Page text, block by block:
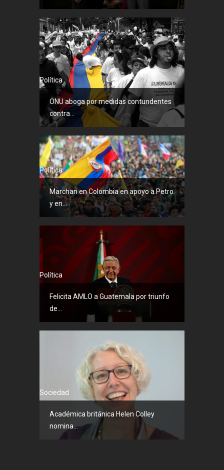
Política
ONU aboga por medidas contundentes
contra...
Política
Marchan en Colombia en apoyo a Petro
y en...
Política
Felicita AMLO a Guatemala por triunfo
de...
Sociedad
Académica británica Helen Colley
nomina...